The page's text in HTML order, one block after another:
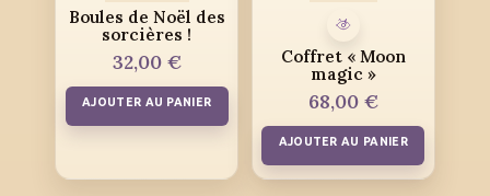
Boules de Noël des
sorcières !
32,00 €
AJOUTER AU PANIER
Coffret « Moon
magic »
68,00 €
AJOUTER AU PANIER